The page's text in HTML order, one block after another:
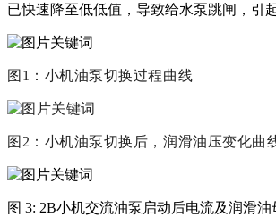
已快速降至低低值，导致给水泵跳闸，引
图1：小机油泵切换过程曲线
图2：小机油泵切换后，润滑油压变化曲
图 3: 2B小机交流油泵启动后电流及润滑